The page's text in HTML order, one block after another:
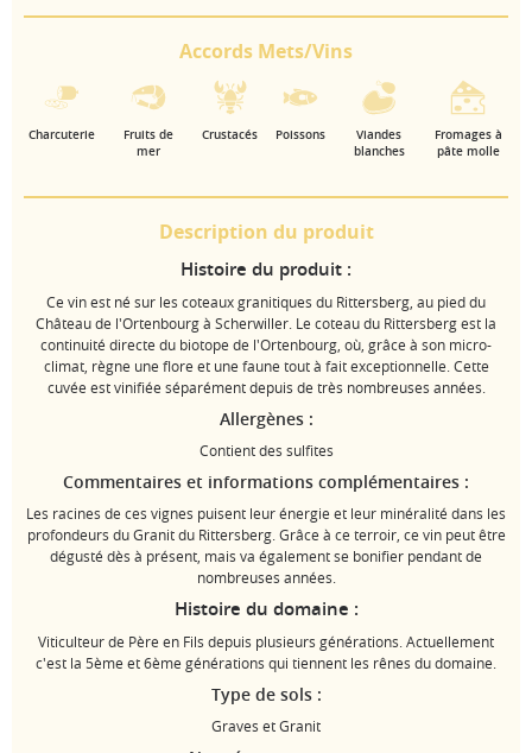
Accords Mets/Vins
Charcuterie
Fruits de
mer
Crustacés Poissons
Viandes
blanches
Fromages à
pâte molle
Description du produit
Histoire du produit :
Ce vin est né sur les coteaux granitiques du Rittersberg, au pied du
Château de l'Ortenbourg à Scherwiller. Le coteau du Rittersberg est la
continuité directe du biotope de l'Ortenbourg, où, grâce à son micro-
climat, règne une flore et une faune tout à fait exceptionnelle. Cette
cuvée est vinifiée séparément depuis de très nombreuses années.
Allergènes :
Contient des sulfites
Commentaires et informations complémentaires :
Les racines de ces vignes puisent leur énergie et leur minéralité dans les
profondeurs du Granit du Rittersberg. Grâce à ce terroir, ce vin peut être
dégusté dès à présent, mais va également se bonifier pendant de
nombreuses années.
Histoire du domaine :
Viticulteur de Père en Fils depuis plusieurs générations. Actuellement
c'est la 5ème et 6ème générations qui tiennent les rênes du domaine.
Type de sols :
Graves et Granit